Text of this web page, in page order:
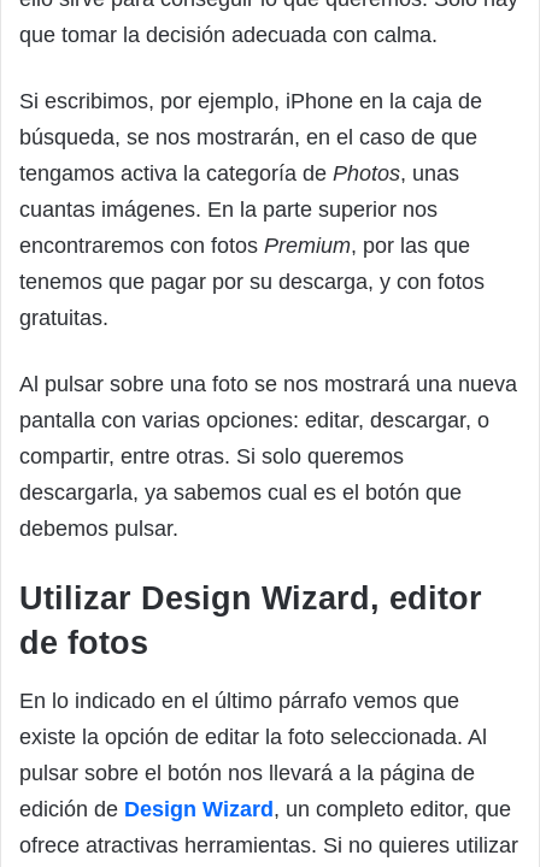
que tomar la decisión adecuada con calma.
Si escribimos, por ejemplo, iPhone en la caja de
búsqueda, se nos mostrarán, en el caso de que
tengamos activa la categoría de Photos, unas
cuantas imágenes. En la parte superior nos
encontraremos con fotos Premium, por las que
tenemos que pagar por su descarga, y con fotos
gratuitas.
Al pulsar sobre una foto se nos mostrará una nueva
pantalla con varias opciones: editar, descargar, o
compartir, entre otras. Si solo queremos
descargarla, ya sabemos cual es el botón que
debemos pulsar.
Utilizar Design Wizard, editor
de fotos
En lo indicado en el último párrafo vemos que
existe la opción de editar la foto seleccionada. Al
pulsar sobre el botón nos llevará a la página de
edición de Design Wizard, un completo editor, que
ofrece atractivas herramientas. Si no quieres utilizar